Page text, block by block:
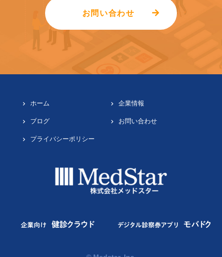
お問い合わせ
ホーム 企業情報
ブログ お問い合わせ
プライバシーポリシー
企業向け 健診クラウド デジタル診察券アプリ モバドク